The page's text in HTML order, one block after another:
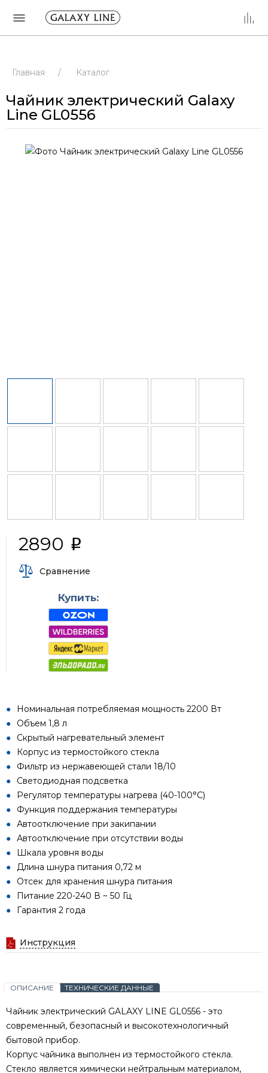
Главная / Каталог
Чайник электрический Galaxy
Line GL0556
2890 i
Сравнение
Купить:
Номинальная потребляемая мощность 2200 Вт
Объем 1,8 л
Скрытый нагревательный элемент
Корпус из термостойкого стекла
Фильтр из нержавеющей стали 18/10
Светодиодная подсветка
Регулятор температуры нагрева (40-100°С)
Функция поддержания температуры
Автоотключение при закипании
Автоотключение при отсутствии воды
Шкала уровня воды
Длина шнура питания 0,72 м
Отсек для хранения шнура питания
Питание 220-240 В ~ 50 Гц
Гарантия 2 года
Инструкция
ОПИСАНИЕ ТЕХНИЧЕСКИЕ ДАННЫЕ
Чайник электрический GALAXY LINE GL0556 - это
современный, безопасный и высокотехнологичный
бытовой прибор.
Корпус чайника выполнен из термостойкого стекла.
Стекло является химически нейтральным материалом,